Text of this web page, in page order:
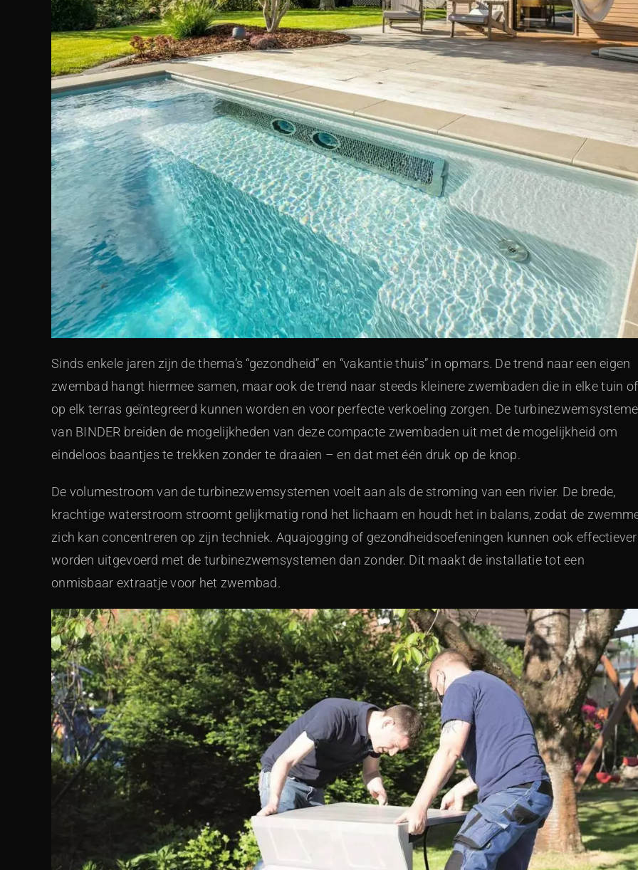
Sinds enkele jaren zijn de thema’s “gezondheid” en “vakantie thuis” in opmars. De trend naar een eigen
zwembad hangt hiermee samen, maar ook de trend naar steeds kleinere zwembaden die in elke tuin of
op elk terras geïntegreerd kunnen worden en voor perfecte verkoeling zorgen. De
van BINDER breiden de mogelijkheden van deze compacte zwembaden uit met de mogelijkheid om
eindeloos baantjes te trekken zonder te draaien – en dat met één druk op de knop.
De volumestroom van de turbinezwemsystemen voelt aan als de stroming van een rivier. De brede,
krachtige waterstroom stroomt gelijkmatig rond het lichaam en houdt het in balans, zodat de
zich kan concentreren op zijn techniek. Aquajogging of gezondheidsoefeningen kunnen ook effectiever
worden uitgevoerd met de turbinezwemsystemen dan zonder. Dit maakt de installatie tot een
onmisbaar extraatje voor het zwembad.